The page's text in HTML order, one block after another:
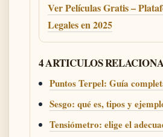
Ver Películas Gratis –
Legales en 2025
4 ARTICULOS
Puntos Terpel: Guía
Sesgo: qué es, tipos y
Tensiómetro: elige el